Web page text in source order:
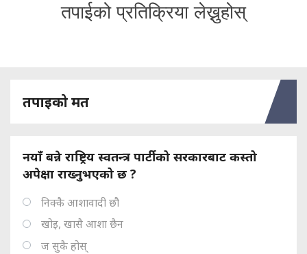
तपाईको प्रतिक्रिया लेख्नुहोस्
तपाइको मत
नयाँ बन्ने राष्ट्रिय स्वतन्त्र पार्टीको सरकारबाट कस्तो
अपेक्षा राख्नुभएको छ ?
निक्कै आशावादी छौ
खोइ, खासै आशा छैन
ज सुकै होस्